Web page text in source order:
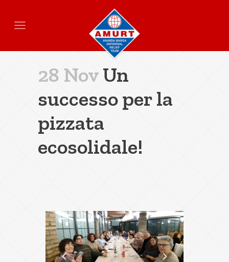
28 NovUn
successo per la
pizzata
ecosolidale!